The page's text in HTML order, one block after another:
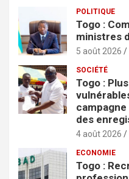
POLITIQUE
Togo :
ministres
5 août 2026
SOCIÉTÉ
Togo :
des
4 août 2026
ECONOMIE
Togo :